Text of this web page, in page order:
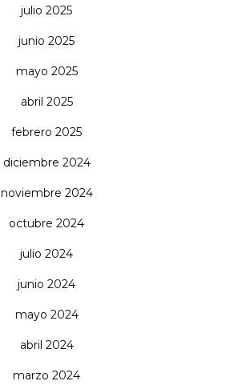
julio 2025
junio 2025
mayo 2025
abril 2025
febrero 2025
diciembre 2024
noviembre 2024
octubre 2024
julio 2024
junio 2024
mayo 2024
abril 2024
marzo 2024